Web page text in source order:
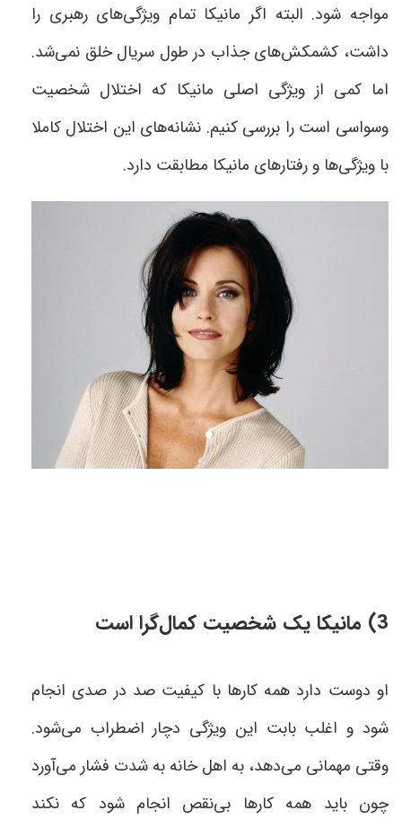
مواجه شود. البته اگر مانیکا تمام ویژگی‌های رهبری را
داشت، کشمکش‌های جذاب در طول سریال خلق نمی‌شد.
اما کمی از ویژگی اصلی مانیکا که اختلال شخصیت
وسواسی است را بررسی کنیم. نشانه‌های این اختلال کاملا
با ویژگی‌ها و رفتار‌های مانیکا مطابقت دارد.
3) مانیکا یک شخصیت کمال‌گرا است
او دوست دارد همه کار‌ها با کیفیت صد در صدی انجام
شود و اغلب بابت این ویژگی دچار اضطراب می‌شود.
وقتی مهمانی می‌‍‌دهد، به اهل خانه به شدت فشار می‌آورد
چون باید همه کار‌ها بی‌نقص انجام شود که نکند